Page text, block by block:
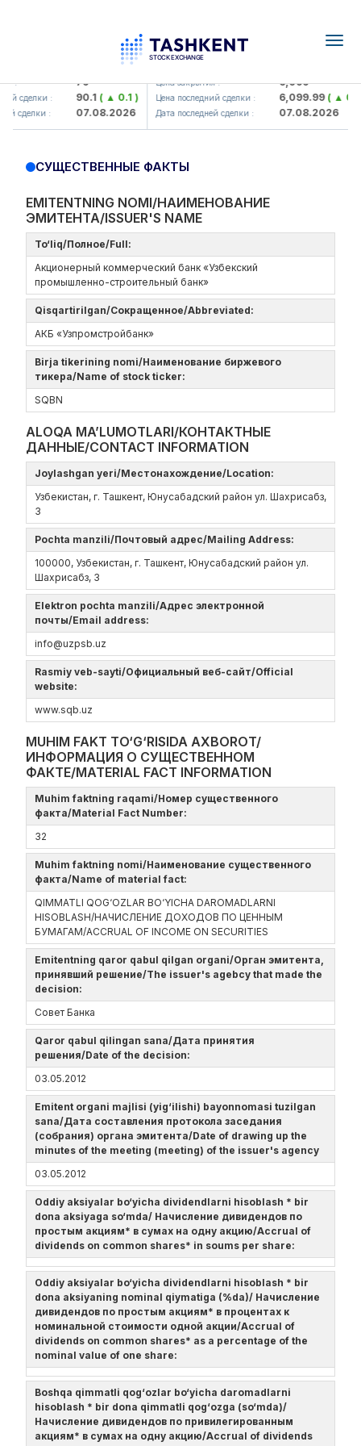
: 79
сделки : 90.1( ▲ 0.1 )
сделки : 07.08.2026
UZMK (<O'zmetkombinat> AJ)
Цена закрытия : 6,099
Цена последний сделки : 6,099.99( ▲
Дата последней сделки : 07.08.2026
СУЩЕСТВЕННЫЕ ФАКТЫ
EMITENTNING NOMI/НАИМЕНОВАНИЕ
ЭМИТЕНТА/ISSUER'S NAME
To‘liq/Полное/Full:
Акционерный коммерческий банк «Узбекский
промышленно-строительный банк»
Qisqartirilgan/Сокращенное/Abbreviated:
АКБ «Узпромстройбанк»
Birja tikerining nomi/Наименование биржевого
тикера/Name of stock ticker:
SQBN
ALOQA MA’LUMOTLARI/КОНТАКТНЫЕ
ДАННЫЕ/CONTACT INFORMATION
Joylashgan yeri/Местонахождение/Location:
Узбекистан, г. Ташкент, Юнусабадский район ул. Шахрисабз,
3
Pochta manzili/Почтовый адрес/Mailing Address:
100000, Узбекистан, г. Ташкент, Юнусабадский район ул.
Шахрисабз, 3
Elektron pochta manzili/Адрес электронной
почты/Email address:
info@uzpsb.uz
Rasmiy veb-sayti/Официальный веб-сайт/Official
website:
www.sqb.uz
MUHIM FAKT TO‘G‘RISIDA AXBOROT/
ИНФОРМАЦИЯ О СУЩЕСТВЕННОМ
ФАКТЕ/MATERIAL FACT INFORMATION
Muhim faktning raqami/Номер существенного
факта/Material Fact Number:
32
Muhim faktning nomi/Наименование существенного
факта/Name of material fact:
QIMMATLI QOG‘OZLAR BO‘YICHA DAROMADLARNI
HISOBLASH/НАЧИСЛЕНИЕ ДОХОДОВ ПО ЦЕННЫМ
БУМАГАМ/ACCRUAL OF INCOME ON SECURITIES
Emitentning qaror qabul qilgan organi/Орган эмитента,
принявший решение/The issuer's agebcy that made the
decision:
Совет Банка
Qaror qabul qilingan sana/Дата принятия
решения/Date of the decision:
03.05.2012
Emitent organi majlisi (yig‘ilishi) bayonnomasi tuzilgan
sana/Дата составления протокола заседания
(собрания) органа эмитента/Date of drawing up the
minutes of the meeting (meeting) of the issuer's agency
03.05.2012
Oddiy aksiyalar bo‘yicha dividendlarni hisoblash * bir
dona aksiyaga so‘mda/ Начисление дивидендов по
простым акциям* в сумах на одну акцию/Accrual of
dividends on common shares* in soums per share:
Oddiy aksiyalar bo‘yicha dividendlarni hisoblash * bir
dona aksiyaning nominal qiymatiga (%da)/ Начисление
дивидендов по простым акциям* в процентах к
номинальной стоимости одной акции/Accrual of
dividends on common shares* as a percentage of the
nominal value of one share:
Boshqa qimmatli qog‘ozlar bo‘yicha daromadlarni
hisoblash * bir dona qimmatli qog‘ozga (so‘mda)/
Начисление дивидендов по привилегированным
акциям* в сумах на одну акцию/Accrual of dividends